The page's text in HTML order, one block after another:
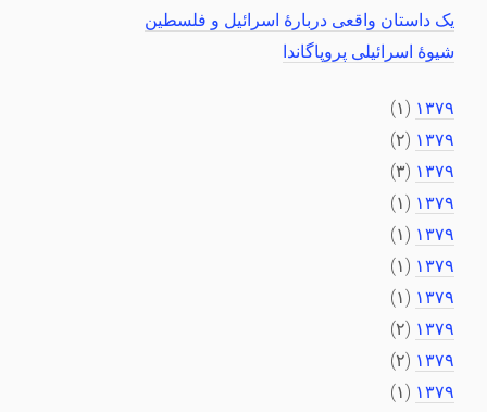
یک داستان واقعی دربارهٔ اسرائیل و فلسطین
شیوهٔ اسرائیلی پروپاگاندا
۱۳۷۹ (۱)
۱۳۷۹ (۲)
۱۳۷۹ (۳)
۱۳۷۹ (۱)
۱۳۷۹ (۱)
۱۳۷۹ (۱)
۱۳۷۹ (۱)
۱۳۷۹ (۲)
۱۳۷۹ (۲)
۱۳۷۹ (۱)